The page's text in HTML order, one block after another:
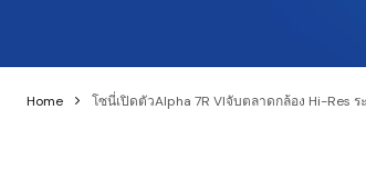
Home โซนี่เปิดตัวAlpha 7R VIจับตลาดกล้อง Hi-Res